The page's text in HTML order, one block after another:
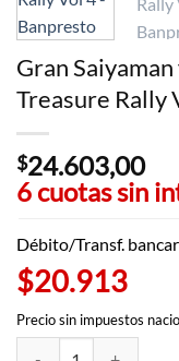
Gran
Treasure Rally
$24.603,00
6 cuotas sin
Débito/Transf.
$20.913
Precio sin impuestos
Gran Saiyaman figura